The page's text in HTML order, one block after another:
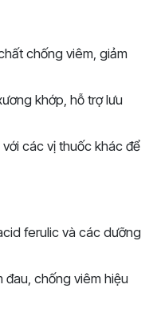
chống viêm, giảm
khớp, hỗ trợ lưu
các vị thuốc khác để
ferulic và các dưỡng
đau, chống viêm hiệu